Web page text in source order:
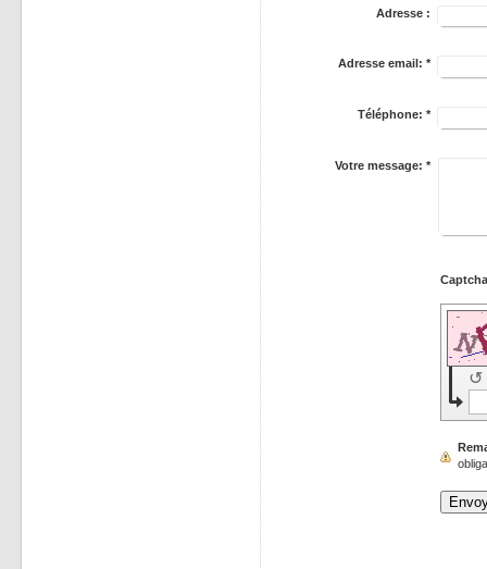
Adresse :
Adresse email: *
Téléphone: *
Votre message: *
↺